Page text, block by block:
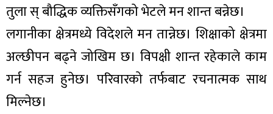
तुला स् बौद्धिक व्यक्तिसँगको भेटले मन शान्त बन्नेछ।
लगानीका क्षेत्रमध्ये विदेशले मन तान्नेछ। शिक्षाको क्षेत्रमा
अल्छीपन बढ्ने जोखिम छ। विपक्षी शान्त रहेकाले काम
गर्न सहज हुनेछ। परिवारको तर्फबाट रचनात्मक साथ
मिल्नेछ।